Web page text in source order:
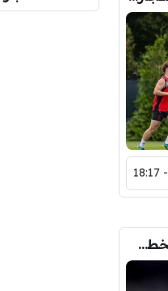
بديل محمد صلاح..هل يتحرك ليفربول لخطف فينيسيوس من آرسنال؟